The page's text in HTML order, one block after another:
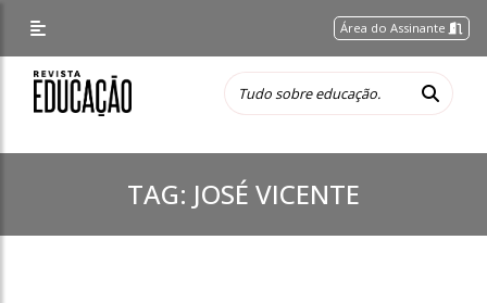
Área do Assinante
TAG: JOSÉ VICENTE